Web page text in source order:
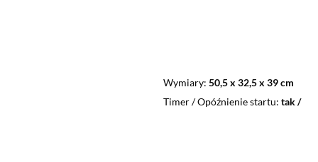
Wymiary 50,5 x 32,5 x 39 cm
Timer / Opóźnienie startu tak /